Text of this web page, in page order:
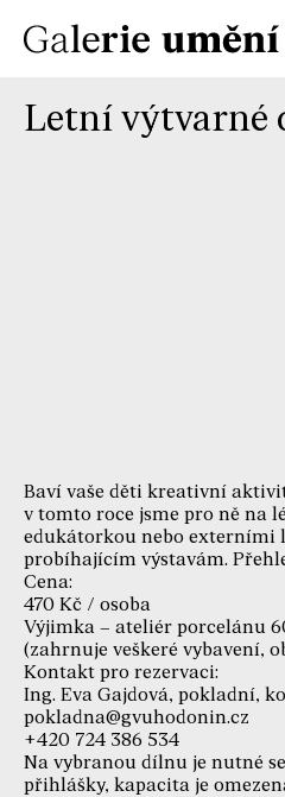
Letní výtvarné
Baví vaše děti kreativní
v tomto roce jsme pro ně na
edukátorkou nebo externími
probíhajícím výstavám.
Cena:
470 Kč / osoba
Výjimka – ateliér porcelánu
(zahrnuje veškeré vybavení,
Kontakt pro rezervaci:
Ing. Eva Gajdová, pokladní,
pokladna@gvuhodonin.cz
+420 724 386 534
Na vybranou dílnu je nutné
přihlášky, kapacita je